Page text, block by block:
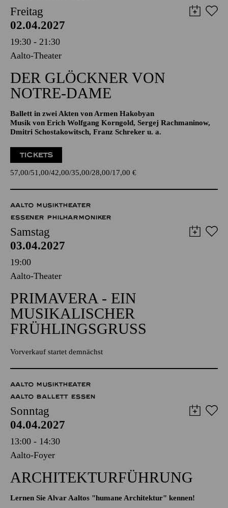
AALTO BALLETT ESSEN
Freitag
02.04.2027
19:30 - 21:30
Aalto-Theater
DER GLÖCKNER­ VON
NOTRE-DAME
Musik von Erich Wolfgang Korngold, Sergej Rachmaninow,
Dmitri Schostakowitsch, Franz Schreker u. a.
57,00 51,00 42,00 35,00
AALTO MUSIKTHEATER
ESSENER PHILHARMONIKER
Samstag
03.04.2027
19:00
Aalto-Theater
PRIMAVERA - EIN
FRÜHLINGSGRUSS
Vorverkauf startet demnächst
AALTO MUSIKTHEATER
AALTO BALLETT ESSEN
Sonntag
04.04.2027
13:00 - 14:30